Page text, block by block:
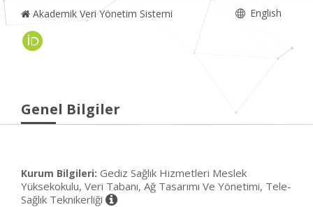
Akademik Veri Yönetim Sistemi English
Genel Bilgiler
Kurum Bilgileri: Gediz Sağlık Hizmetleri Meslek
Yüksekokulu, Veri Tabanı, Ağ Tasarımı Ve Yönetimi, Tele-
Sağlık Teknikerliği